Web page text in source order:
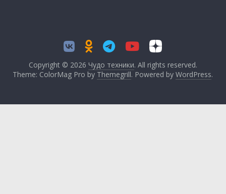
Copyright © 2026 Чудо техники. All rights reserved.
Theme: ColorMag Pro by Themegrill. Powered byWordPress.